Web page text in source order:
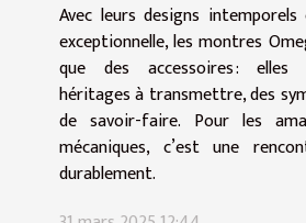
Avec leurs designs
exceptionnelle, les montres
que des accessoires : elles
héritages à transmettre, des
de savoir-faire. Pour les
mécaniques, c’est une
durablement.